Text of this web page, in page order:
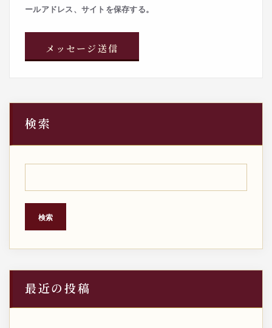
ールアドレス、サイトを保存する。
検索
検索
最近の投稿